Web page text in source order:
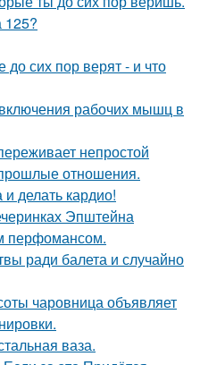
125?
сих пор верят - и что
рабочих мышц в
непростой
отношения.
делать кардио!
Эпштейна
перфомансом.
ради балета и случайно
чаровница объявляет
ваза.